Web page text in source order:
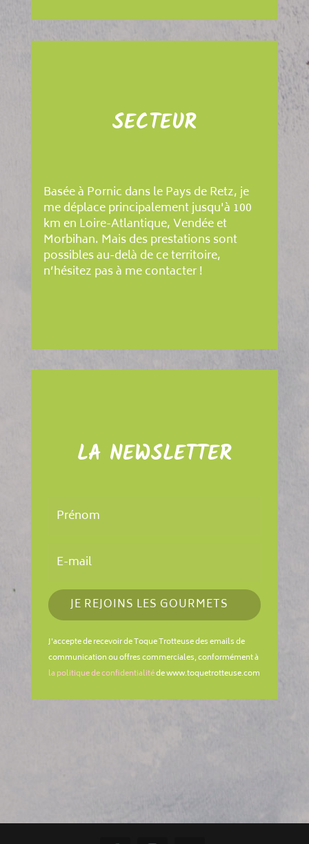
SECTEUR
Basée à Pornic dans le Pays de Retz, je
me déplace principalement jusqu'à 100
km en Loire-Atlantique, Vendée et
Morbihan. Mais des prestations sont
possibles au-delà de ce territoire,
n’hésitez pas à me contacter !
LA NEWSLETTER
JE REJOINS LES GOURMETS
J'accepte de recevoir de Toque Trotteuse des emails de
communication ou offres commerciales, conformément à
la politique de confidentialitéde www.toquetrotteuse.com